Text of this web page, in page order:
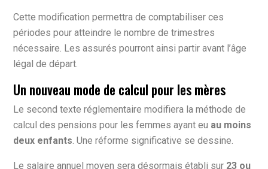
Cette modification permettra de comptabiliser ces
périodes pour atteindre le nombre de trimestres
nécessaire. Les assurés pourront ainsi partir avant l’âge
légal de départ.
Un nouveau mode de calcul pour les mères
Le second texte réglementaire modifiera la méthode de
calcul des pensions pour les femmes ayant eu au moins
deux enfants . Une réforme significative se dessine.
Le salaire annuel moyen sera désormais établi sur 23 ou